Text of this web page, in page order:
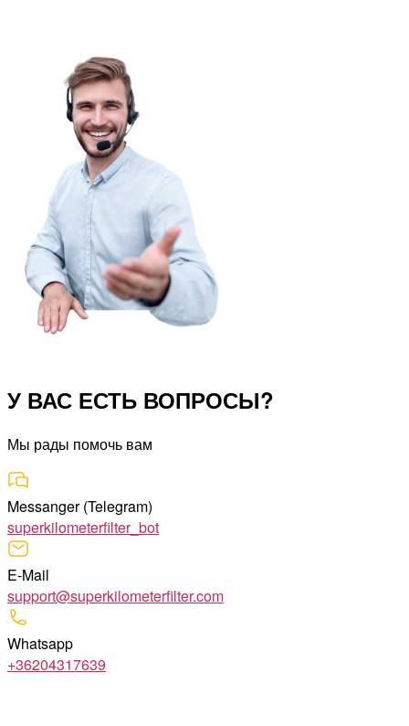
У ВАС ЕСТЬ ВОПРОСЫ?
Мы рады помочь вам
Messanger (Telegram)
superkilometerfilter_bot
E-Mail
support@superkilometerfilter.com
Whatsapp
+36204317639